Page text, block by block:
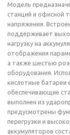
Модель
станций и офисной
напряжения.
поддерживает
нагрузку на
отображения
а также шестью
оборудования.
кислотные батареи
обеспечивающие
выполнен из
предусмотрены
перегрузки и
аккумуляторов